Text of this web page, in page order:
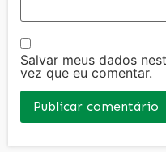
Salvar meus dados
vez que eu comentar.